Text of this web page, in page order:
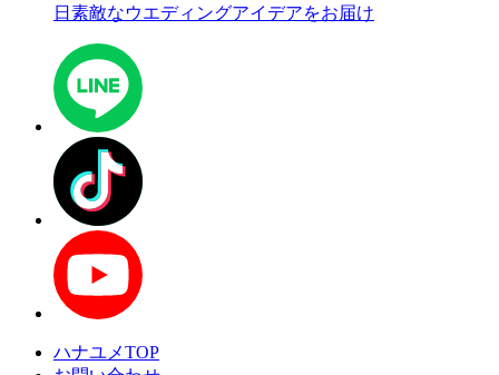
日素敵なウエディングアイデアをお届け
ハナユメTOP